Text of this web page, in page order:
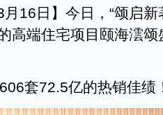
3月16日】今日，“颂启
高端住宅项目颐海澐
套72.5亿的热销佳绩